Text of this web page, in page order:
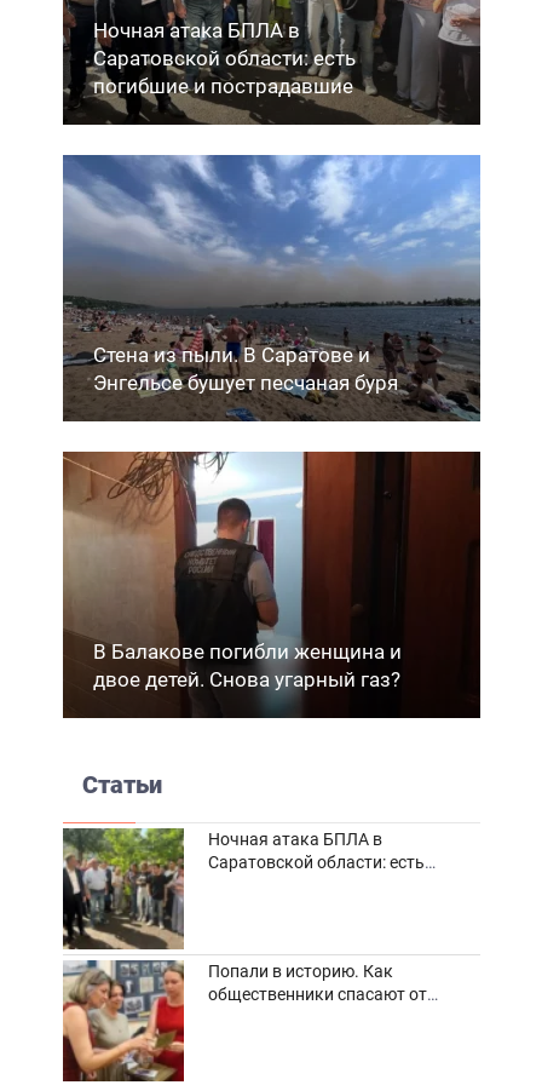
Ночная атака БПЛА в
Саратовской области: есть
погибшие и пострадавшие
Стена из пыли. В Саратове и
Энгельсе бушует песчаная буря
В Балакове погибли женщина и
двое детей. Снова угарный газ?
Статьи
Ночная атака БПЛА в
Саратовской области: есть
Попали в историю. Как
общественники спасают от